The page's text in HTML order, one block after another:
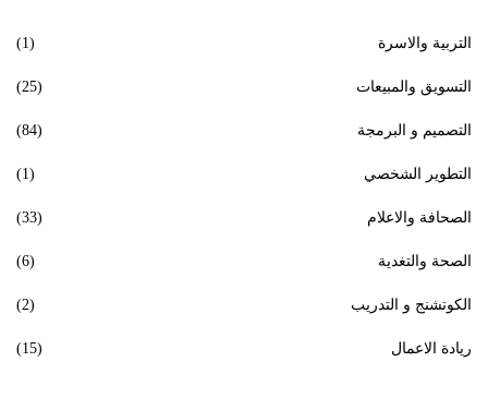
التربية والاسرة (1)
التسويق والمبيعات (25)
التصميم و البرمجة (84)
التطوير الشخصي (1)
الصحافة والاعلام (33)
الصحة والتغدية (6)
الكوتشنج و التدريب (2)
ريادة الاعمال (15)